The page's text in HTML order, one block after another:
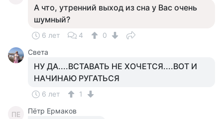
А что, утренний выход из сна у Вас очень
шумный?
6 лет 4
0
Света
НУ ДА....ВСТАВАТЬ НЕ ХОЧЕТСЯ....ВОТ И
НАЧИНАЮ РУГАТЬСЯ
6 лет 1
ПЕ Пётр Ермаков